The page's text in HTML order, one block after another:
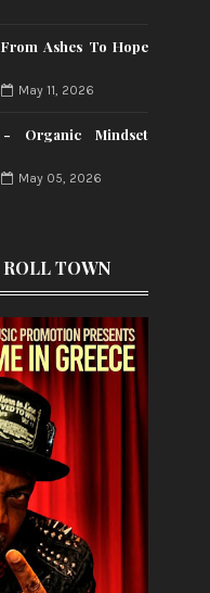
Ashes To Hope
May 11, 2026
- Organic Mindset
May 05, 2026
TOWN